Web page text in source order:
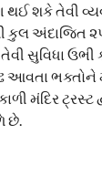
થઈ શકે તેવી
અંદાજિત
સુવિધા
આવતા ભક્તોને
મંદિર ટ્રસ્ટ
છે.